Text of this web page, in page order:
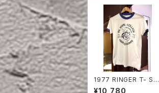
1977 RINGER T- SHI
RT
¥10,780